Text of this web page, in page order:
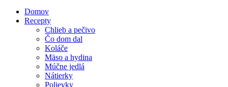
Close
Menu
Domov
Recepty
Chlieb a pečivo
Čo dom dal
Koláče
Mäso a hydina
Múčne jedlá
Nátierky
Polievky